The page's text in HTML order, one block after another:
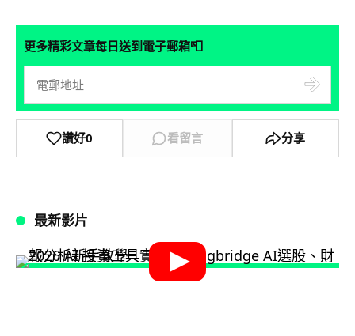
更多精彩文章每日送到電子郵箱📮
讚好0 看留言 分享
最新影片